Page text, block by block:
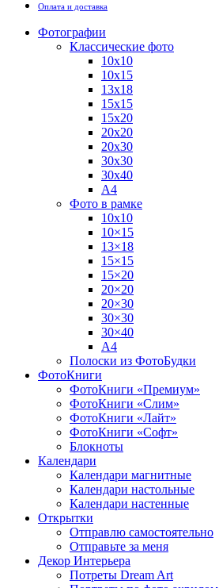
Оплата и доставка
Фотографии
Классические фото
10х10
10х15
13х18
15х15
15х20
20х20
20х30
30х30
30х40
А4
Фото в рамке
10х10
10×15
13×18
15×15
15×20
20×20
20×30
30×30
30×40
A4
Полоски из ФотоБудки
ФотоКниги
ФотоКниги «Премиум»
ФотоКниги «Слим»
ФотоКниги «Лайт»
ФотоКниги «Софт»
Блокноты
Календари
Календари магнитные
Календари настольные
Календари настенные
Открытки
Отправлю самостоятельно
Отправьте за меня
Декор Интерьера
Потреты Dream Art